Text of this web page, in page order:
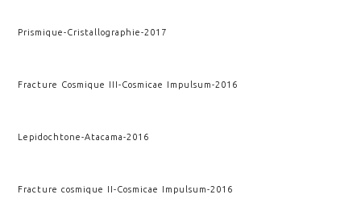
Prismique-Cristallographie-2017
Fracture Cosmique III-Cosmicae Impulsum-2016
Lepidochtone-Atacama-2016
Fracture cosmique II-Cosmicae Impulsum-2016